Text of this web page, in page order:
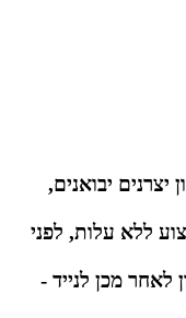
יצרנים יבואנים,
ללא עלות, לפני
מכן לנייד -